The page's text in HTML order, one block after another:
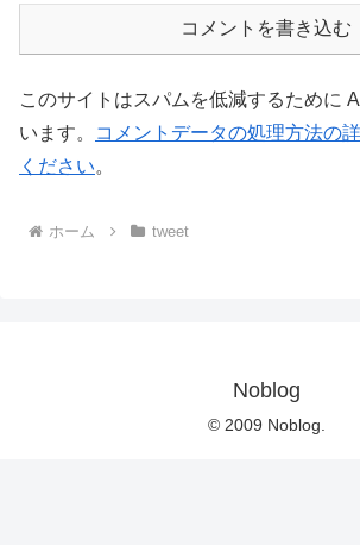
コメントを書き込む
このサイトはスパムを低減するために
います。
コメントデータの処理方法の
ください。
ホーム tweet
Noblog
© 2009 Noblog.